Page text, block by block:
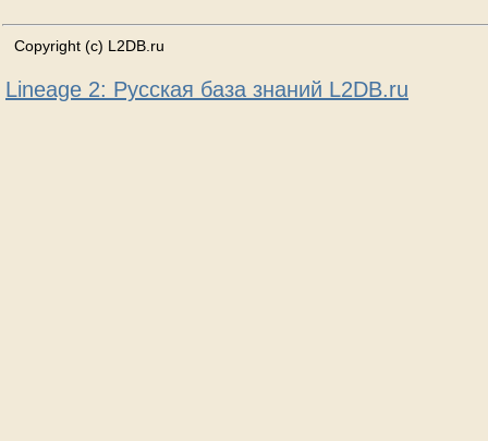
Copyright (c) L2DB.ru
Lineage 2: Русская база знаний L2DB.ru